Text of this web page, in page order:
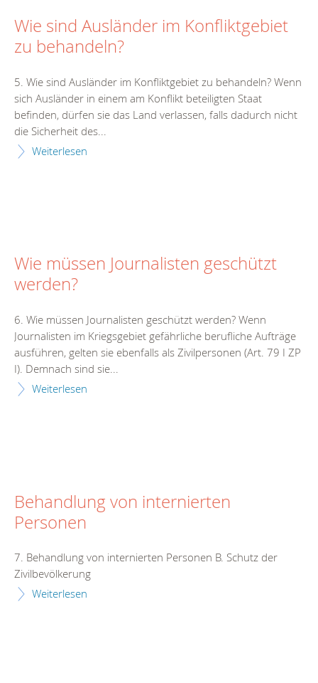
Wie sind Ausländer im Konfliktgebiet
zu behandeln?
5. Wie sind Ausländer im Konfliktgebiet zu behandeln? Wenn
sich Ausländer in einem am Konflikt beteiligten Staat
befinden, dürfen sie das Land verlassen, falls dadurch nicht
die Sicherheit des...
Weiterlesen
Wie müssen Journalisten geschützt
werden?
6. Wie müssen Journalisten geschützt werden? Wenn
Journalisten im Kriegsgebiet gefährliche berufliche Aufträge
ausführen, gelten sie ebenfalls als Zivilpersonen (Art. 79 I ZP
I). Demnach sind sie...
Weiterlesen
Behandlung von internierten
Personen
7. Behandlung von internierten Personen B. Schutz der
Zivilbevölkerung
Weiterlesen